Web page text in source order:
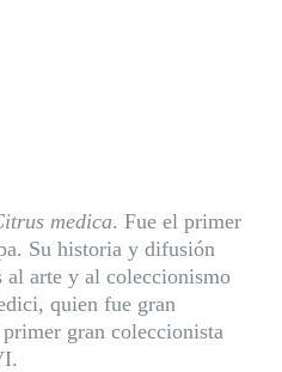
medica. Fue el primer
Su historia y difusión
al arte y al coleccionismo
quien fue gran
gran coleccionista